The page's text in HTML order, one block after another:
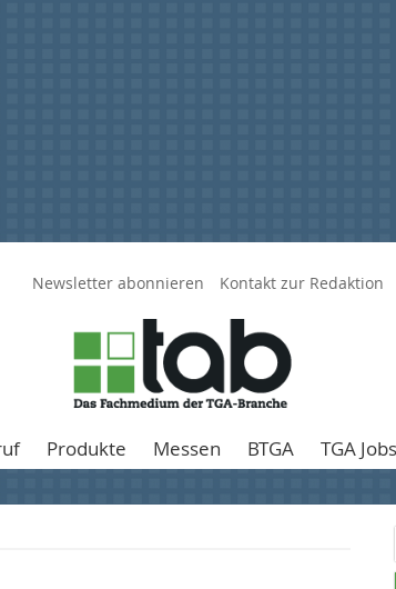
Newsletter abonnieren Kontakt zur Redaktion
Produkte Messen BTGA TGA Jobs